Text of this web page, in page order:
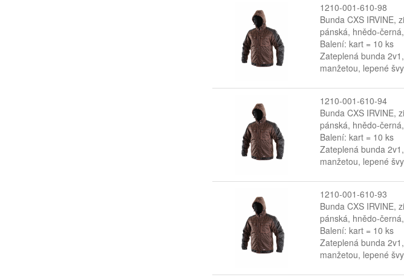
1210-001-610-98
Bunda CXS IRVINE,
pánská, hnědo-
Balení: kart = 10 ks
Zateplená bunda
manžetou, lepené
1210-001-610-94
Bunda CXS IRVINE,
pánská, hnědo-černá,
Balení: kart = 10 ks
Zateplená bunda
manžetou, lepené
1210-001-610-93
Bunda CXS IRVINE,
pánská, hnědo-
Balení: kart = 10 ks
Zateplená bunda
manžetou, lepené